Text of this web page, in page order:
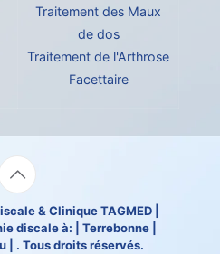
Traitement des Maux
de dos
Traitement de l'Arthrose
Facettaire
&Clinique TAGMED
discale à: | Terrebonne |
| . Tous droits réservés.